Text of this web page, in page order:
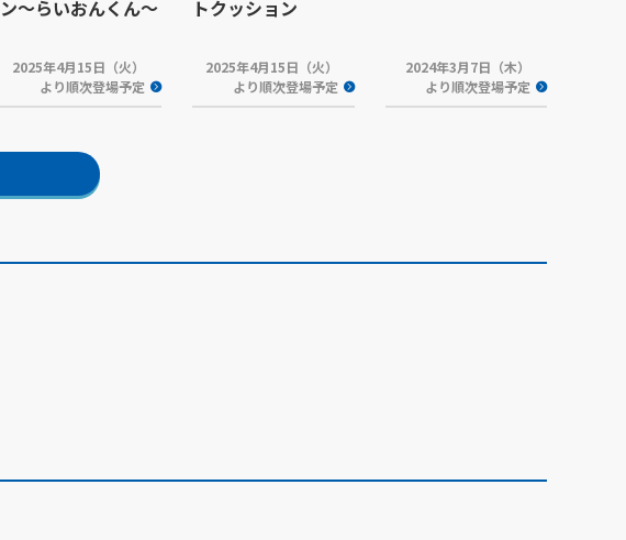
ン～らいおんくん～
2025年4月15日（火）
より順次登場予定
トクッション
2025年4月15日（火）
より順次登場予定
2024年3月7日（木）
より順次登場予定